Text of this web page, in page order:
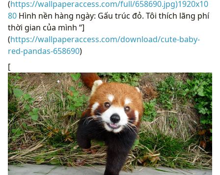
(https://wallpaperaccess.com/full/658690.jpg)1920x10
80 Hình nền hàng ngày: Gấu trúc đỏ. Tôi thích lãng phí
thời gian của mình “]
(https://wallpaperaccess.com/download/cute-baby-
red-pandas-658690)
[